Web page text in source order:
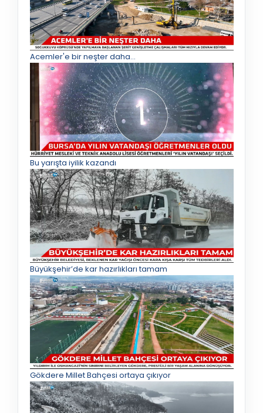
Acemler'e bir neşter daha...
Bu yarışta iyilik kazandı
Büyükşehir’de kar hazırlıkları tamam
Gökdere Millet Bahçesi ortaya çıkıyor